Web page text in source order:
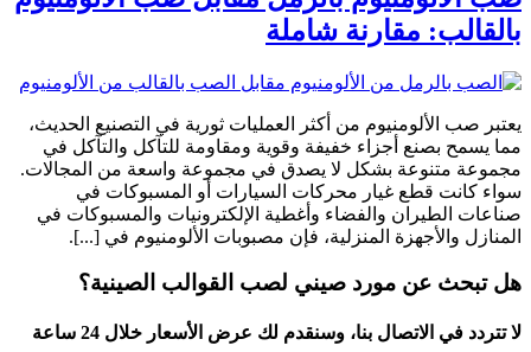
بالقالب: مقارنة شاملة
يعتبر صب الألومنيوم من أكثر العمليات ثورية في التصنيع الحديث،
مما يسمح بصنع أجزاء خفيفة وقوية ومقاومة للتآكل والتآكل في
مجموعة متنوعة بشكل لا يصدق في مجموعة واسعة من المجالات.
سواء كانت قطع غيار محركات السيارات أو المسبوكات في
صناعات الطيران والفضاء وأغطية الإلكترونيات والمسبوكات في
المنازل والأجهزة المنزلية، فإن مصبوبات الألومنيوم في [...].
هل تبحث عن مورد صيني لصب القوالب الصينية؟
لا تتردد في الاتصال بنا، وسنقدم لك عرض الأسعار خلال 24 ساعة